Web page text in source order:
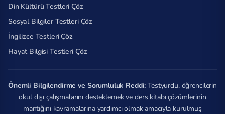
Din Kültürü Testleri Çöz
Sosyal Bilgiler Testleri Çöz
İngilizce Testleri Çöz
Hayat Bilgisi Testleri Çöz
Önemli Bilgilendirme ve Sorumluluk Reddi: Testyurdu, öğrencilerin
okul dışı çalışmalarını desteklemek ve ders kitabı çözümlerinin
mantığını kavramalarına yardımcı olmak amacıyla kurulmuş